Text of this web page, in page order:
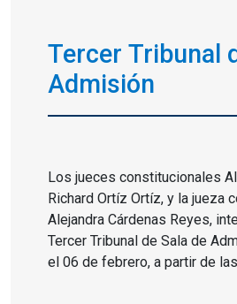
Tercer Tribunal
Admisión
Los jueces constitucionales
Richard Ortíz Ortíz, y la jueza
Alejandra Cárdenas Reyes,
Tercer Tribunal de Sala de
el 06 de febrero, a partir de